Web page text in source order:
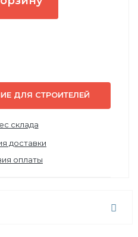
ДЛЯ СТРОИТЕЛЕЙ
склада
доставки
оплаты